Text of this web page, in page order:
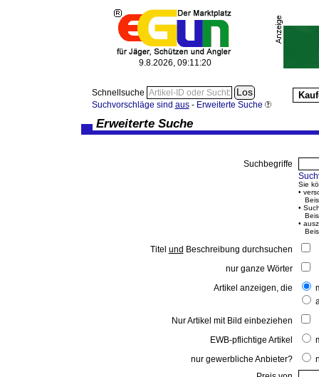
9.8.2026, 09:11:20
Schnellsuche
Suchvorschläge sind aus- Erweiterte Suche
Erweiterte Suche
Suchbegriffe
Sie
•
•
•
Titel und Beschreibung durchsuchen
nur ganze Wörter
Artikel anzeigen, die
Nur Artikel mit Bild einbeziehen
EWB-pflichtige Artikel
nur gewerbliche Anbieter?